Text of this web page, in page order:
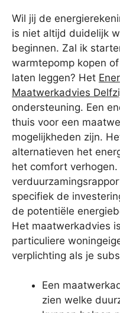
Wil jij de
is niet altijd duidelijk
beginnen. Zal ik
warmtepomp kopen
laten leggen? Het
Maatwerkadvies
ondersteuning. Een
thuis voor een
mogelijkheden zijn.
alternatieven het
het comfort verhogen.
specifiek de
de potentiële
Het maatwerkadvies
particuliere
verplichting als je
Een
zien welke